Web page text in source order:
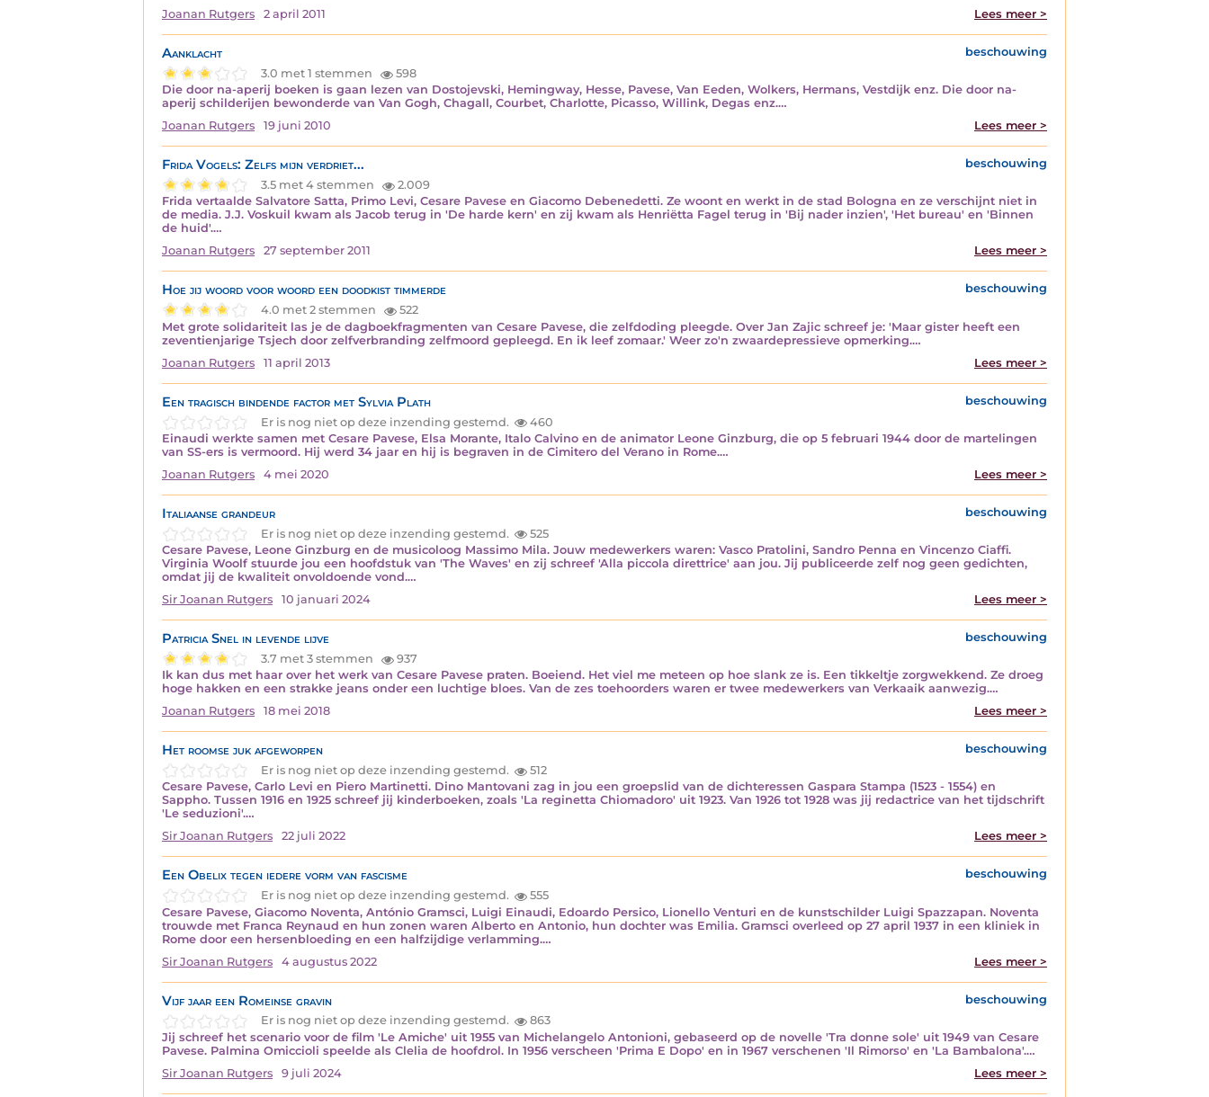
Joanan Rutgers
2 april 2011 Lees meer >
Aanklacht
beschouwing
3.0 met 1 stemmen
598
Die door na-aperij boeken is gaan lezen van Dostojevski, Hemingway, Hesse, Pavese, Van Eeden, Wolkers, Hermans, Vestdijk enz. Die door na-
aperij schilderijen bewonderde van Van Gogh, Chagall, Courbet, Charlotte, Picasso, Willink, Degas enz.…
Joanan Rutgers
19 juni 2010 Lees meer >
Frida Vogels: Zelfs mijn verdriet...
beschouwing
3.5 met 4 stemmen
2.009
Frida vertaalde Salvatore Satta, Primo Levi, Cesare Pavese en Giacomo Debenedetti. Ze woont en werkt in de stad Bologna en ze verschijnt niet in
de media. J.J. Voskuil kwam als Jacob terug in 'De harde kern' en zij kwam als Henriëtta Fagel terug in 'Bij nader inzien', 'Het bureau' en 'Binnen
de huid'.…
Joanan Rutgers
27 september 2011 Lees meer >
Hoe jij woord voor woord een doodkist timmerde
beschouwing
4.0 met 2 stemmen
522
Met grote solidariteit las je de dagboekfragmenten van Cesare Pavese, die zelfdoding pleegde. Over Jan Zajic schreef je: 'Maar gister heeft een
zeventienjarige Tsjech door zelfverbranding zelfmoord gepleegd. En ik leef zomaar.' Weer zo'n zwaardepressieve opmerking.…
Joanan Rutgers
11 april 2013 Lees meer >
Een tragisch bindende factor met Sylvia Plath
beschouwing
Er is nog niet op deze inzending gestemd.
460
Einaudi werkte samen met Cesare Pavese, Elsa Morante, Italo Calvino en de animator Leone Ginzburg, die op 5 februari 1944 door de martelingen
van SS-ers is vermoord. Hij werd 34 jaar en hij is begraven in de Cimitero del Verano in Rome.…
Joanan Rutgers
4 mei 2020 Lees meer >
Italiaanse grandeur
beschouwing
Er is nog niet op deze inzending gestemd.
525
Cesare Pavese, Leone Ginzburg en de musicoloog Massimo Mila. Jouw medewerkers waren: Vasco Pratolini, Sandro Penna en Vincenzo Ciaffi.
Virginia Woolf stuurde jou een hoofdstuk van 'The Waves' en zij schreef 'Alla piccola direttrice' aan jou. Jij publiceerde zelf nog geen gedichten,
omdat jij de kwaliteit onvoldoende vond.…
Sir Joanan Rutgers
10 januari 2024 Lees meer >
Patricia Snel in levende lijve
beschouwing
3.7 met 3 stemmen
937
Ik kan dus met haar over het werk van Cesare Pavese praten. Boeiend. Het viel me meteen op hoe slank ze is. Een tikkeltje zorgwekkend. Ze droeg
hoge hakken en een strakke jeans onder een luchtige bloes. Van de zes toehoorders waren er twee medewerkers van Verkaaik aanwezig.…
Joanan Rutgers
18 mei 2018 Lees meer >
Het roomse juk afgeworpen
beschouwing
Er is nog niet op deze inzending gestemd.
512
Cesare Pavese, Carlo Levi en Piero Martinetti. Dino Mantovani zag in jou een groepslid van de dichteressen Gaspara Stampa (1523 - 1554) en
Sappho. Tussen 1916 en 1925 schreef jij kinderboeken, zoals 'La reginetta Chiomadoro' uit 1923. Van 1926 tot 1928 was jij redactrice van het tijdschrift
'Le seduzioni'.…
Sir Joanan Rutgers
22 juli 2022 Lees meer >
Een Obelix tegen iedere vorm van fascisme
beschouwing
Er is nog niet op deze inzending gestemd.
555
Cesare Pavese, Giacomo Noventa, António Gramsci, Luigi Einaudi, Edoardo Persico, Lionello Venturi en de kunstschilder Luigi Spazzapan. Noventa
trouwde met Franca Reynaud en hun zonen waren Alberto en Antonio, hun dochter was Emilia. Gramsci overleed op 27 april 1937 in een kliniek in
Rome door een hersenbloeding en een halfzijdige verlamming.…
Sir Joanan Rutgers
4 augustus 2022 Lees meer >
Vijf jaar een Romeinse gravin
beschouwing
Er is nog niet op deze inzending gestemd.
863
Jij schreef het scenario voor de film 'Le Amiche' uit 1955 van Michelangelo Antonioni, gebaseerd op de novelle 'Tra donne sole' uit 1949 van Cesare
Pavese. Palmina Omiccioli speelde als Clelia de hoofdrol. In 1956 verscheen 'Prima E Dopo' en in 1967 verschenen 'Il Rimorso' en 'La Bambalona'.…
Sir Joanan Rutgers
9 juli 2024 Lees meer >